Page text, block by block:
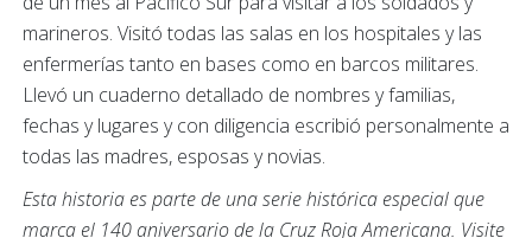
marineros. Visitó todas las salas en los hospitales y las
enfermerías tanto en bases como en barcos militares.
Llevó un cuaderno detallado de nombres y familias,
fechas y lugares y con diligencia escribió personalmente a
todas las madres, esposas y novias.
Esta historia es parte de una serie histórica especial que
marca el 140 aniversario de la Cruz Roja Americana. Visite